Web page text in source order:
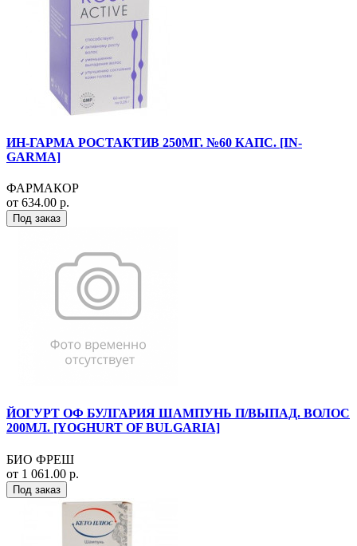
ИН-ГАРМА РОСТАКТИВ 250МГ. №60 КАПС. [IN-
GARMA]
ФАРМАКОР
от 634.00 р.
Под заказ
ЙОГУРТ ОФ БУЛГАРИЯ ШАМПУНЬ П/ВЫПАД. ВОЛОС
200МЛ. [YOGHURT OF BULGARIA]
БИО ФРЕШ
от 1 061.00 р.
Под заказ